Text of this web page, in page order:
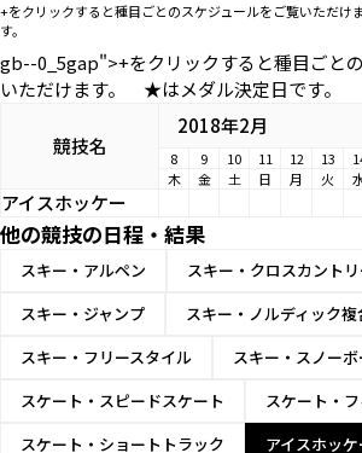
+をクリックすると種目ごとのスケジュールをご覧いただ
す。
gb--0_5gap">+をクリックすると種目ごと
いただけます。 ★はメダル決定日です。
競技名
2018年2月
8 9 10 11 12 13
木
金 土 日 月 火
アイスホッケー
他の競技の日程・結果
スキー・アルペン
スキー・クロスカント
スキー・ジャンプ
スキー・ノルディック複
スキー・フリースタイル
スキー・スノーボ
スケート・スピードスケート
スケート・
スケート・ショートトラック
アイスホッケ